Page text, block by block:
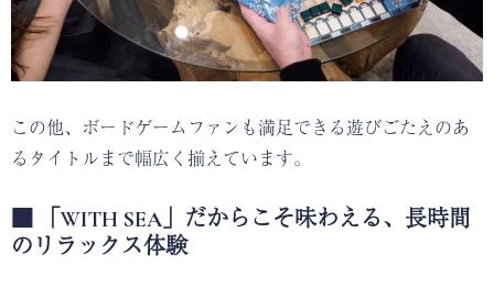
この他、ボードゲームファンも満足できる遊びごたえのあ
るタイトルまで幅広く揃えています。
■ 「WITH SEA」だからこそ味わえる、長時間
のリラックス体験